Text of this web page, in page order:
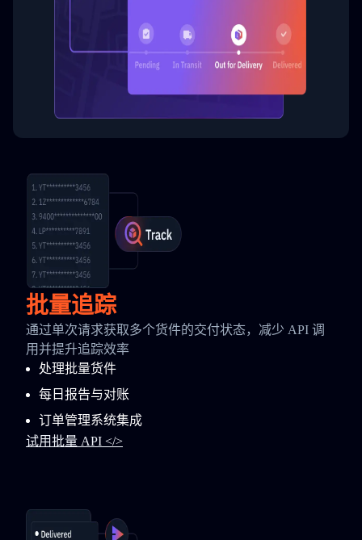
批量追踪
通过单次请求获取多个货件的交付状态，减少 API 调
用并提升追踪效率
处理批量货件
每日报告与对账
订单管理系统集成
试用批量 API </>